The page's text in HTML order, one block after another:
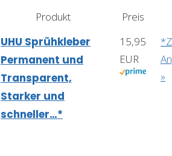
Produkt
Preis
UHU Sprühkleber
Permanent und
Transparent,
Starker und
schneller…*
15,95
EUR
»